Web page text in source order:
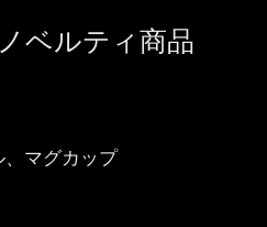
ベルティ商品
マグカップ